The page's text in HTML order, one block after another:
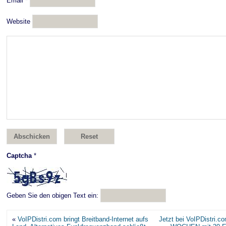
Website
Captcha *
Geben Sie den obigen Text ein:
« VoIPDistri.com bringt Breitband-Internet aufs
Jetzt bei